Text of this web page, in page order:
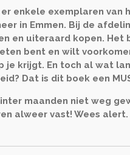
enkele exemplaren van
in Emmen. Bij de
en uiteraard kopen. Het
bent en wilt
je krijgt. En toch al wat
Dat is dit boek een
maanden niet weg
alweer vast! Wees alert.